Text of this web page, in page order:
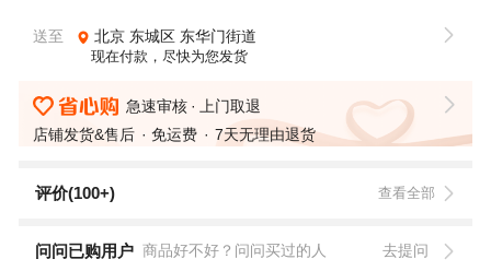
送至 北京 东城区 东华门街道
现在付款，尽快为您发货
急速审核
上门取退
店铺发货&售后
免运费 7天无理由退货
评价(100+) 查看全部
问问已购用户 商品好不好？问问买过的人 去提问